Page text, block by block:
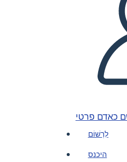
כאדם פרטי
לִרְשׁוֹם
היכנס